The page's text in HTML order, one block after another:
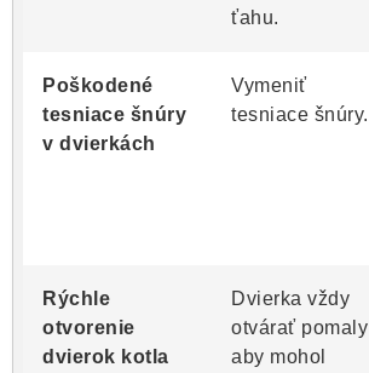
ťahu.
Poškodené
tesniace šnúry
v dvierkách
Vymeniť
tesniace šnúry.
Rýchle
otvorenie
dvierok kotla
Dvierka vždy
otvárať pomaly
aby mohol